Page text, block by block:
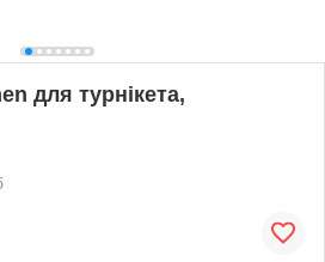
для турнікета,